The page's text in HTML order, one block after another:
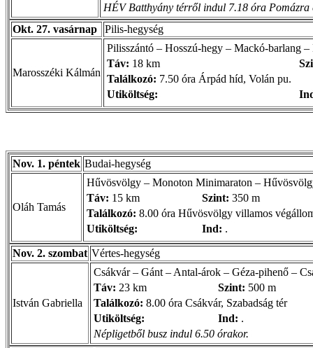
HÉV Batthyány térről indul 7.18 óra Pomázra
Okt. 27. vasárnap
Pilis-hegység
Marosszéki Kálmán
Pilisszántó – Hosszú-hegy – Mackó-barlang
Táv: 18 km
Találkozó: 7.50 óra Árpád híd, Volán pu.
Utiköltség:
Nov. 1. péntek Budai-hegység
Oláh Tamás
Hűvösvölgy – Monoton Minimaraton –
Táv: 15 km Szint: 350 m
Találkozó: 8.00 óra Hűvösvölgy villamos
Utiköltség:
Ind: .
Nov. 2. szombat Vértes-hegység
István Gabriella
Csákvár – Gánt – Antal-árok – Géza-pihenő –
Táv: 23 km Szint: 500 m
Találkozó: 8.00 óra Csákvár, Szabadság tér
Utiköltség:
Ind: .
Népligetből busz indul 6.50 órakor.